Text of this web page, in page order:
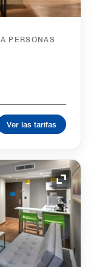
PERSONAS
Ver las tarifas
Icono